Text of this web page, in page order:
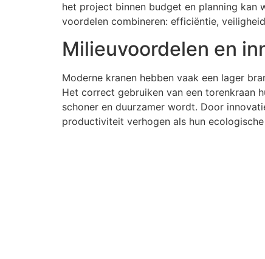
het project binnen budget en planning kan
voordelen combineren: efficiëntie,
Milieuvoordelen en
Moderne kranen hebben vaak een lager
Het correct gebruiken van een torenkraan
schoner en duurzamer wordt. Door
productiviteit verhogen als hun